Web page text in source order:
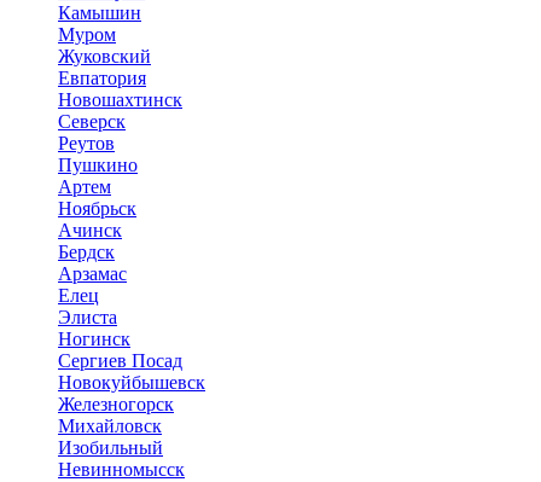
Камышин
Муром
Жуковский
Евпатория
Новошахтинск
Северск
Реутов
Пушкино
Артем
Ноябрьск
Ачинск
Бердск
Арзамас
Елец
Элиста
Ногинск
Сергиев Посад
Новокуйбышевск
Железногорск
Михайловск
Изобильный
Невинномысск